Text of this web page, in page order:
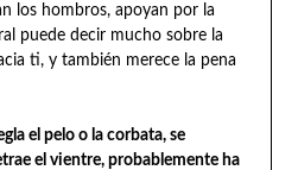
los hombros, apoyan por la
puede decir mucho sobre la
ti, y también merece la pena
el pelo o la corbata, se
el vientre, probablemente ha